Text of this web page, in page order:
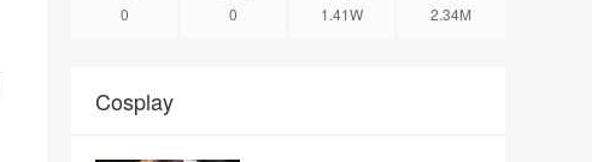
0 0 1.41W 2.34M
Cosplay